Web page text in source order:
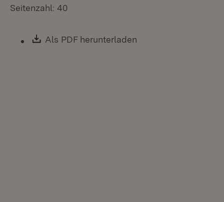
Seitenzahl: 40
Download:
Als PDF herunterladen